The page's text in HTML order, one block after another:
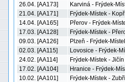
26.04. [AA173]
Karviná - Frýdek-
21.04. [AA171]
Frýdek-Místek -
14.04. [AA165]
Přerov - Frýdek-
17.03. [AA128]
Frýdek-Místek -
09.03. [AA126]
Plzeň - Frýdek-
02.03. [AA115]
Lovosice - Frýdek-
24.02. [AA114]
Frýdek-Místek - Jičín
17.02. [AA104]
Hranice - Frýdek-
10.02. [AA101]
Frýdek-Místek - Zubří